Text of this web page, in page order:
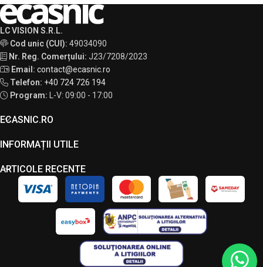
LC VISION S.R.L.
Cod unic (CUI): 49034090
Nr. Reg. Comerțului: J23/7208/2023
Email: contact@ecasnic.ro
Telefon: +40 724 726 194
Program:
L-V: 09:00 - 17:00
ECASNIC.RO
INFORMAȚII UTILE
ARTICOLE RECENTE